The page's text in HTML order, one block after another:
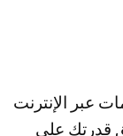
عبر الإنترنت
قدرتك على